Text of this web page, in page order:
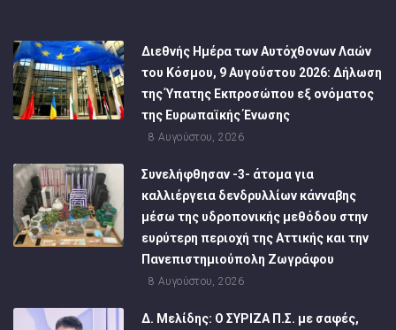
Διεθνής Ημέρα των Αυτόχθονων Λαών
του Κόσμου, 9 Αυγούστου 2026: Δήλωση
της Ύπατης Εκπροσώπου εξ ονόματος
της Ευρωπαϊκής Ένωσης
8 Αυγούστου, 2026
Συνελήφθησαν -3- άτομα για
καλλιέργεια δενδρυλλίων κάνναβης
μέσω της υδροπονικής μεθόδου στην
ευρύτερη περιοχή της Αττικής και την
Πανεπιστημιούπολη Ζωγράφου
8 Αυγούστου, 2026
Δ. Μελίδης: Ο ΣΥΡΙΖΑ Π.Σ. με σαφές,